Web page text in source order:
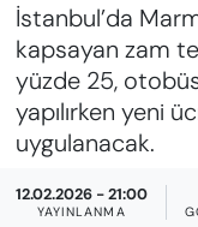
İstanbul’da
kapsayan zam
yüzde 25,
yapılırken yeni
uygulanacak.
12.02.2026 - 21:00
YAYINLANMA
GAZETECİLİĞİNİ
FAYDALI
GÜNDEM
EĞİTİM
Süper Lig
Tüm
Son Dakika